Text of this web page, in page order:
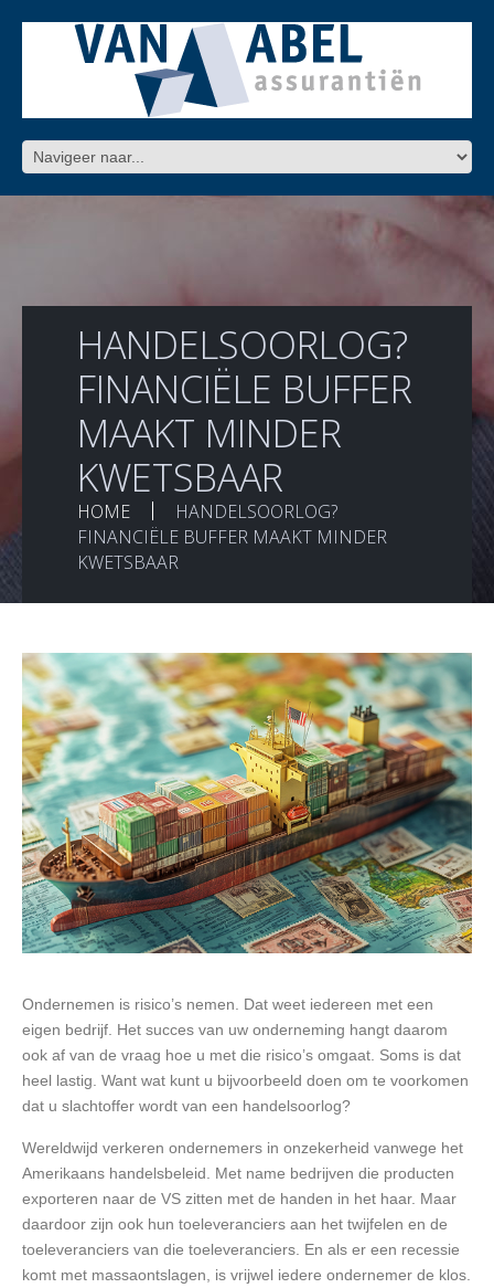
HANDELSOORLOG?
FINANCIËLE BUFFER
MAAKT MINDER
KWETSBAAR
HOME
HANDELSOORLOG?
FINANCIËLE BUFFER MAAKT MINDER
KWETSBAAR
Ondernemen is risico’s nemen. Dat weet iedereen met een
eigen bedrijf. Het succes van uw onderneming hangt daarom
ook af van de vraag hoe u met die risico’s omgaat. Soms is dat
heel lastig. Want wat kunt u bijvoorbeeld doen om te voorkomen
dat u slachtoffer wordt van een handelsoorlog?
Wereldwijd verkeren ondernemers in onzekerheid vanwege het
Amerikaans handelsbeleid. Met name bedrijven die producten
exporteren naar de VS zitten met de handen in het haar. Maar
daardoor zijn ook hun toeleveranciers aan het twijfelen en de
toeleveranciers van die toeleveranciers. En als er een recessie
komt met massaontslagen, is vrijwel iedere ondernemer de klos.